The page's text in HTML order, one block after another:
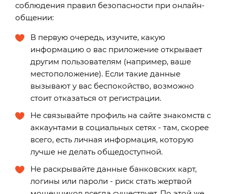
соблюдения правил безопасности при онлайн-
общении:
В первую очередь, изучите, какую
информацию о вас приложение открывает
другим пользователям (например, ваше
местоположение). Если такие данные
вызывают у вас беспокойство, возможно
стоит отказаться от регистрации.
Не связывайте профиль на сайте знакомств с
аккаунтами в социальных сетях - там, скорее
всего, есть личная информация, которую
лучше не делать общедоступной.
Не раскрывайте данные банковских карт,
логины или пароли - риск стать жертвой